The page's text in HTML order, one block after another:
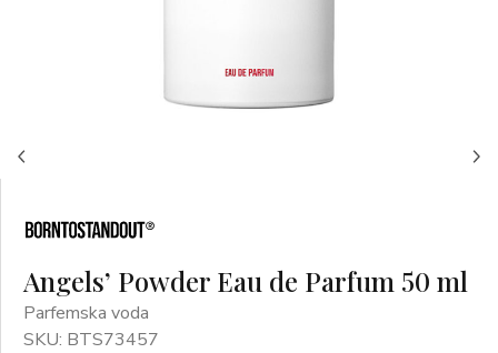
Angels’ Powder Eau de Parfum 50 ml
Parfemska voda
SKU: BTS73457